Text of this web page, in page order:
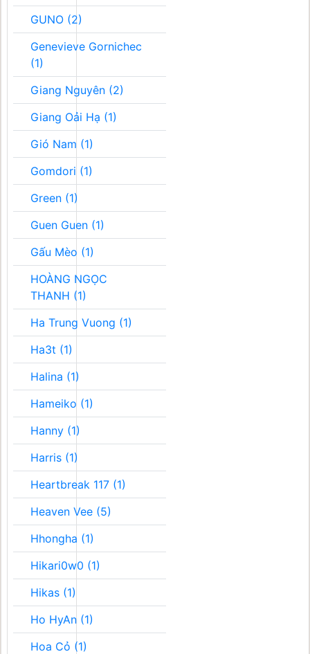
GUNO (2)
Genevieve Gornichec
(1)
Giang Nguyên (2)
Giang Oải Hạ (1)
Gió Nam (1)
Gomdori (1)
Green (1)
Guen Guen (1)
Gấu Mèo (1)
HOÀNG NGỌC
THANH (1)
Ha Trung Vuong (1)
Ha3t (1)
Halina (1)
Hameiko (1)
Hanny (1)
Harris (1)
Heartbreak 117 (1)
Heaven Vee (5)
Hhongha (1)
Hikari0w0 (1)
Hikas (1)
Ho HyAn (1)
Hoa Cỏ (1)